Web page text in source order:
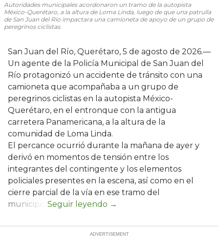
Autoridades municipales acordonaron un tramo de la autopista
México-Querétaro, a la altura de Loma Linda, luego de que una patrulla
de San Juan del Río impactara una camioneta de apoyo de un grupo de
peregrinos ciclistas.
San Juan del Río, Querétaro, 5 de agosto de 2026.—
Un agente de la Policía Municipal de San Juan del
Río protagonizó un accidente de tránsito con una
camioneta que acompañaba a un grupo de
peregrinos ciclistas en la autopista México-
Querétaro, en el entronque con la antigua
carretera Panamericana, a la altura de la
comunidad de Loma Linda.
El percance ocurrió durante la mañana de ayer y
derivó en momentos de tensión entre los
integrantes del contingente y los elementos
policiales presentes en la escena, así como en el
cierre parcial de la vía en ese tramo del
municipio.